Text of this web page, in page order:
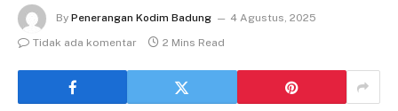
By Penerangan Kodim Badung
4 Agustus, 2025
Tidak ada komentar
2 Mins Read